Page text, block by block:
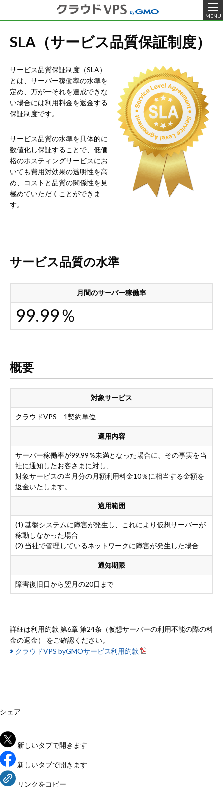
MENU
SLA（サービス品質保証制度）
サービス品質保証制度（SLA）
とは、サーバー稼働率の水準を
定め、万が一それを達成できな
い場合には利用料金を返金する
保証制度です。
サービス品質の水準を具体的に
数値化し保証することで、低価
格のホスティングサービスにお
いても費用対効果の透明性を高
め、コストと品質の関係性を見
極めていただくことができま
す。
サービス品質の水準
月間のサーバー稼働率
99.99％
概要
対象サービス
クラウドVPS 1契約単位
適用内容
サーバー稼働率が99.99％未満となった場合に、その事実を当
社に通知したお客さまに対し、
対象サービスの当月分の月額利用料金10％に相当する金額を
返金いたします。
適用範囲
(1) 基盤システムに障害が発生し、これにより仮想サーバーが
稼動しなかった場合
(2) 当社で管理しているネットワークに障害が発生した場合
通知期限
障害復旧日から翌月の20日まで
詳細は利用約款 第6章 第24条（仮想サーバーの利用不能の際の料
金の返金） をご確認ください。
クラウドVPS byGMOサービス利用約款
シェア
新しいタブで開きます
新しいタブで開きます
リンクをコピー